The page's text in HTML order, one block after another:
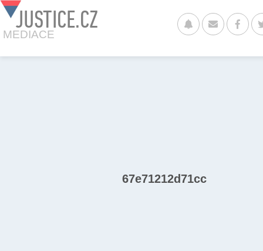
JUSTICE.CZ
MEDIACE
67e71212d71cc